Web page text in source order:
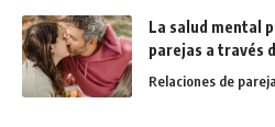
La salud mental
parejas a través
Relaciones de pareja